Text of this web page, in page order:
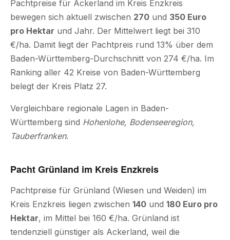
Pachtpreise für Ackerland im Kreis Enzkreis
bewegen sich aktuell zwischen 270 und 350 Euro
pro Hektar und Jahr. Der Mittelwert liegt bei 310
€/ha. Damit liegt der Pachtpreis rund 13% über dem
Baden-Württemberg-Durchschnitt von 274 €/ha. Im
Ranking aller 42 Kreise von Baden-Württemberg
belegt der Kreis Platz 27.
Vergleichbare regionale Lagen in Baden-
Württemberg sind Hohenlohe, Bodenseeregion,
Tauberfranken.
Pacht Grünland im Kreis Enzkreis
Pachtpreise für Grünland (Wiesen und Weiden) im
Kreis Enzkreis liegen zwischen 140 und 180 Euro pro
Hektar, im Mittel bei 160 €/ha. Grünland ist
tendenziell günstiger als Ackerland, weil die